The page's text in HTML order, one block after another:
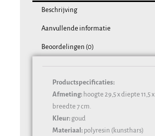
Beschrijving
Aanvullende informatie
Beoordelingen (0)
Productspecificaties:
Afmeting: hoogte 29,5 x diepte 11,5 x
breedte 7 cm.
Kleur: goud
Materiaal: polyresin (kunsthars)